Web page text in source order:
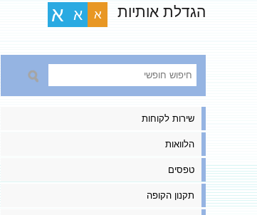
הגדלת אותיות א א א
שירות לקוחות
הלוואות
טפסים
תקנון הקופה